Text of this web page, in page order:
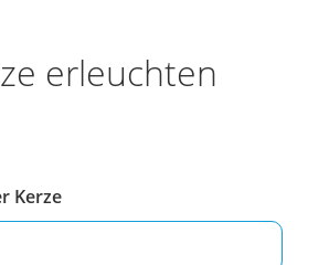
erleuchten
Kerze